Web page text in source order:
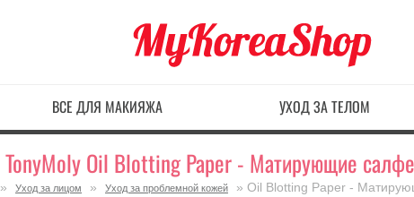
ВСЕ ДЛЯ МАКИЯЖА УХОД ЗА ТЕЛОМ
TonyMoly Oil Blotting Paper - Матирующие
» Уход за лицом » Уход за проблемной кожей » Oil Blotting Paper -